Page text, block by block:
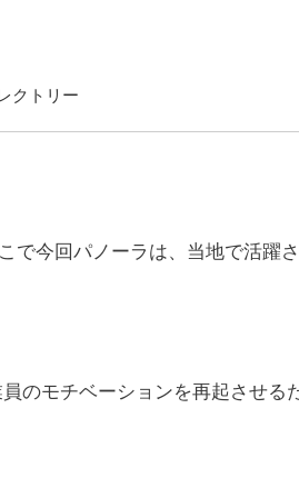
クトリー
で今回パノーラは、当地で活躍
のモチベーションを再起させる